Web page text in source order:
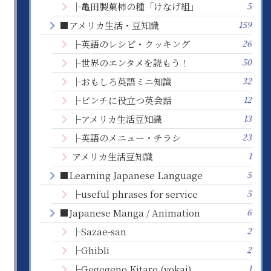
├亀田製菓柿の種「けなげ組」 5
■アメリカ生活・豆知識 159
├英語のレシピ・クッキング 26
├世界のエンタメを読もう！ 50
├おもしろ英語ミニ知識 32
├ピンチに役立つ英会話 12
├アメリカ生活豆知識 13
├英語のメニュー・チラシ 23
アメリカ生活豆知識 1
■Learning Japanese Language 5
├useful phrases for service 5
■Japanese Manga / Animation 6
├Sazae-san 2
├Ghibli 2
1